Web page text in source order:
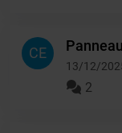
CE
13/12/
2